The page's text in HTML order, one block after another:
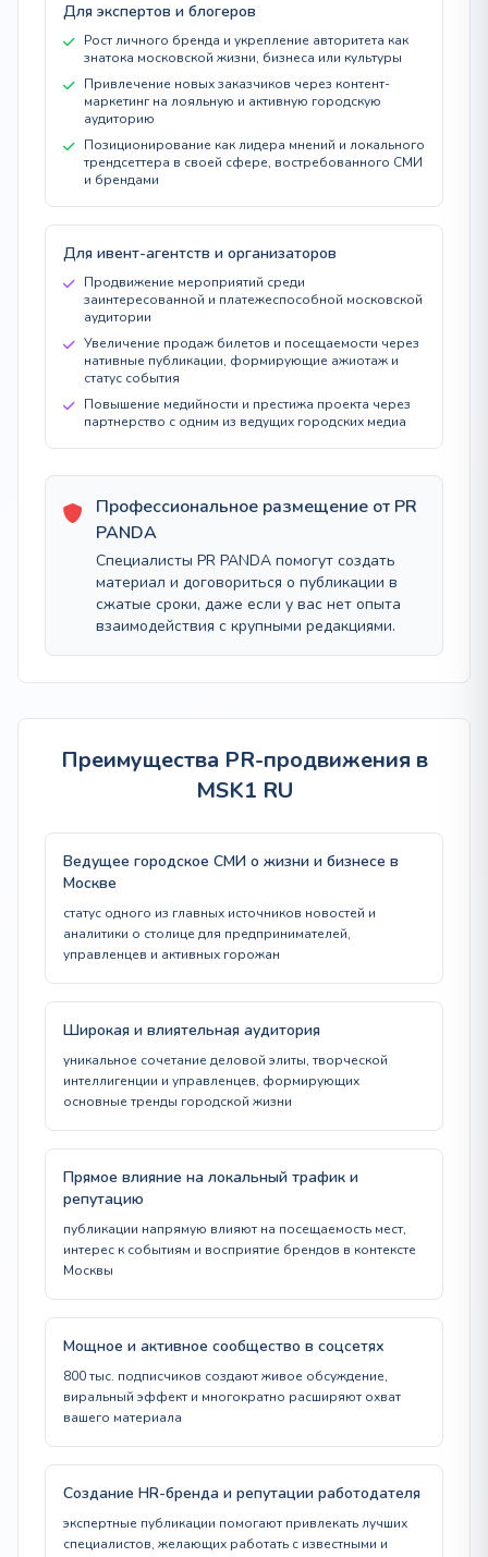
Для экспертов и блогеров
Рост личного бренда и укрепление авторитета как
знатока московской жизни, бизнеса или культуры
Привлечение новых заказчиков через контент-
маркетинг на лояльную и активную городскую
аудиторию
Позиционирование как лидера мнений и локального
трендсеттера в своей сфере, востребованного СМИ
и брендами
Для ивент-агентств и организаторов
Продвижение мероприятий среди
заинтересованной и платежеспособной московской
аудитории
Увеличение продаж билетов и посещаемости через
нативные публикации, формирующие ажиотаж и
статус события
Повышение медийности и престижа проекта через
партнерство с одним из ведущих городских медиа
Профессиональное размещение от PR
PANDA
Специалисты PR PANDA помогут создать
материал и договориться о публикации в
сжатые сроки, даже если у вас нет опыта
взаимодействия с крупными редакциями.
Преимущества PR-продвижения в
MSK1 RU
Ведущее городское СМИ о жизни и бизнесе в
Москве
статус одного из главных источников новостей и
аналитики о столице для предпринимателей,
управленцев и активных горожан
Широкая и влиятельная аудитория
уникальное сочетание деловой элиты, творческой
интеллигенции и управленцев, формирующих
основные тренды городской жизни
Прямое влияние на локальный трафик и
репутацию
публикации напрямую влияют на посещаемость мест,
интерес к событиям и восприятие брендов в контексте
Москвы
Мощное и активное сообщество в соцсетях
800 тыс. подписчиков создают живое обсуждение,
виральный эффект и многократно расширяют охват
вашего материала
Создание HR-бренда и репутации работодателя
экспертные публикации помогают привлекать лучших
специалистов, желающих работать с известными и